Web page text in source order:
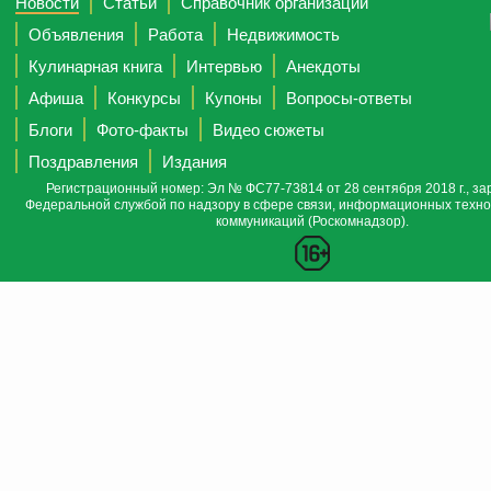
Объявления
Работа
Недвижимость
Кулинарная книга
Интервью
Анекдоты
Афиша
Конкурсы Купоны
Вопросы-ответы
Блоги
Фото-факты
Видео сюжеты
Поздравления
Издания
Регистрационный номер: Эл № ФС77-73814 от 28 сентября 2018 г.,
Федеральной службой по надзору в сфере связи, информационных
коммуникаций (Роскомнадзор).